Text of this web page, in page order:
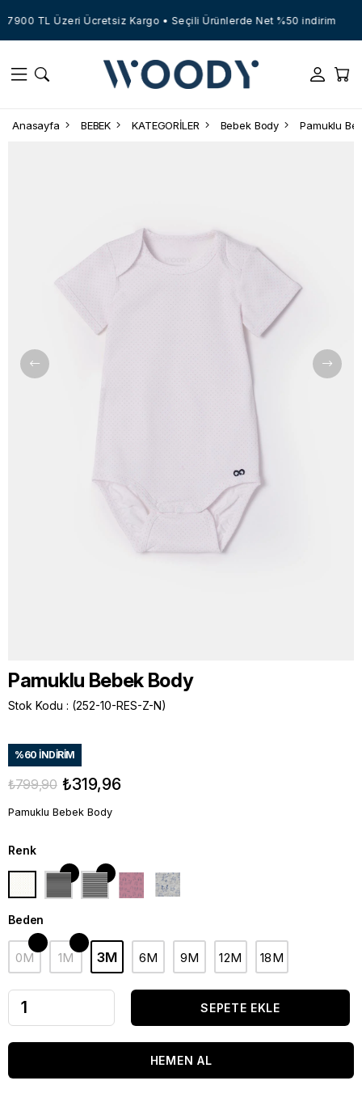
7900 TL Üzeri Ücretsiz Kargo • Seçili Ürünlerde Net %50 indirim
Anasayfa BEBEK KATEGORİLER Bebek Body Pamuklu
Pamuklu Bebek Body
Stok Kodu (252-10-RES-Z-N)
%60 İNDIRIM
₺799,90 ₺319,96
Pamuklu Bebek Body
Renk
Beden
0M 1M 3M 6M 9M 12M 18M